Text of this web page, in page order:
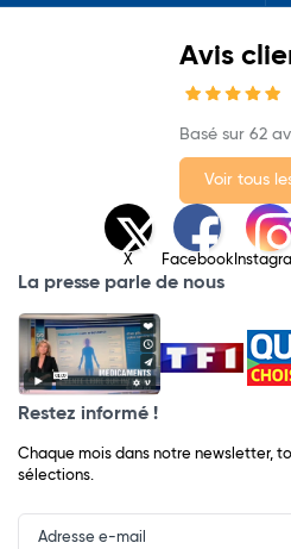
Avis
Basé sur 62
Voir tous
X Facebook
La presse parle de nous
Restez informé !
Chaque mois dans notre newsletter,
sélections.
Input
Newsletter